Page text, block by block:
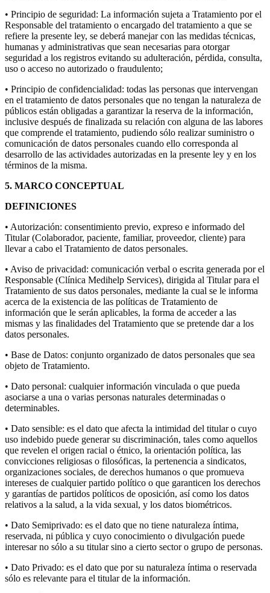
• Principio de seguridad: La información sujeta a Tratamiento por el
Responsable del tratamiento o encargado del tratamiento a que se
refiere la presente ley, se deberá manejar con las medidas técnicas,
humanas y administrativas que sean necesarias para otorgar
seguridad a los registros evitando su adulteración, pérdida, consulta,
uso o acceso no autorizado o fraudulento;
• Principio de confidencialidad: todas las personas que intervengan
en el tratamiento de datos personales que no tengan la naturaleza de
públicos están obligadas a garantizar la reserva de la información,
inclusive después de finalizada su relación con alguna de las labores
que comprende el tratamiento, pudiendo sólo realizar suministro o
comunicación de datos personales cuando ello corresponda al
desarrollo de las actividades autorizadas en la presente ley y en los
términos de la misma.
5. MARCO CONCEPTUAL
DEFINICIONES
• Autorización: consentimiento previo, expreso e informado del
Titular (Colaborador, paciente, familiar, proveedor, cliente) para
llevar a cabo el Tratamiento de datos personales.
• Aviso de privacidad: comunicación verbal o escrita generada por el
Responsable (Clínica Medihelp Services), dirigida al Titular para el
Tratamiento de sus datos personales, mediante la cual se le informa
acerca de la existencia de las políticas de Tratamiento de
información que le serán aplicables, la forma de acceder a las
mismas y las finalidades del Tratamiento que se pretende dar a los
datos personales.
• Base de Datos: conjunto organizado de datos personales que sea
objeto de Tratamiento.
• Dato personal: cualquier información vinculada o que pueda
asociarse a una o varias personas naturales determinadas o
determinables.
• Dato sensible: es el dato que afecta la intimidad del titular o cuyo
uso indebido puede generar su discriminación, tales como aquellos
que revelen el origen racial o étnico, la orientación política, las
convicciones religiosas o filosóficas, la pertenencia a sindicatos,
organizaciones sociales, de derechos humanos o que promueva
intereses de cualquier partido político o que garanticen los derechos
y garantías de partidos políticos de oposición, así como los datos
relativos a la salud, a la vida sexual, y los datos biométricos.
• Dato Semiprivado: es el dato que no tiene naturaleza íntima,
reservada, ni pública y cuyo conocimiento o divulgación puede
interesar no sólo a su titular sino a cierto sector o grupo de personas.
• Dato Privado: es el dato que por su naturaleza íntima o reservada
sólo es relevante para el titular de la información.